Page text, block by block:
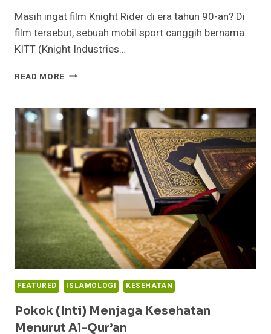
Masih ingat film Knight Rider di era tahun 90-an? Di
film tersebut, sebuah mobil sport canggih bernama
KITT (Knight Industries…
READ MORE TEKNOLOGI
DAN
APLIKASINYA
BIDANG
KEDOKTERAN
FEATURED ISLAMOLOGI KESEHATAN
Pokok (Inti) Menjaga Kesehatan
Menurut Al-Qur’an